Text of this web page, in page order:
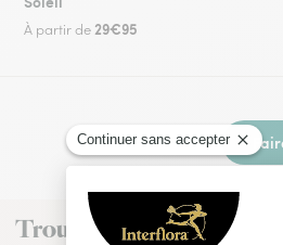
À partir de 29€95
Trouvez un fleuriste